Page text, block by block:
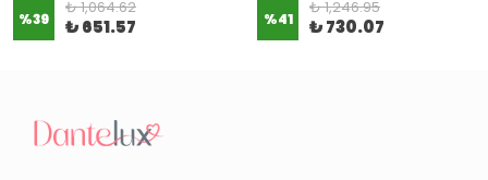
%39
₺ 1,064.62
₺ 651.57 %41
₺ 1,246.95
₺ 730.07